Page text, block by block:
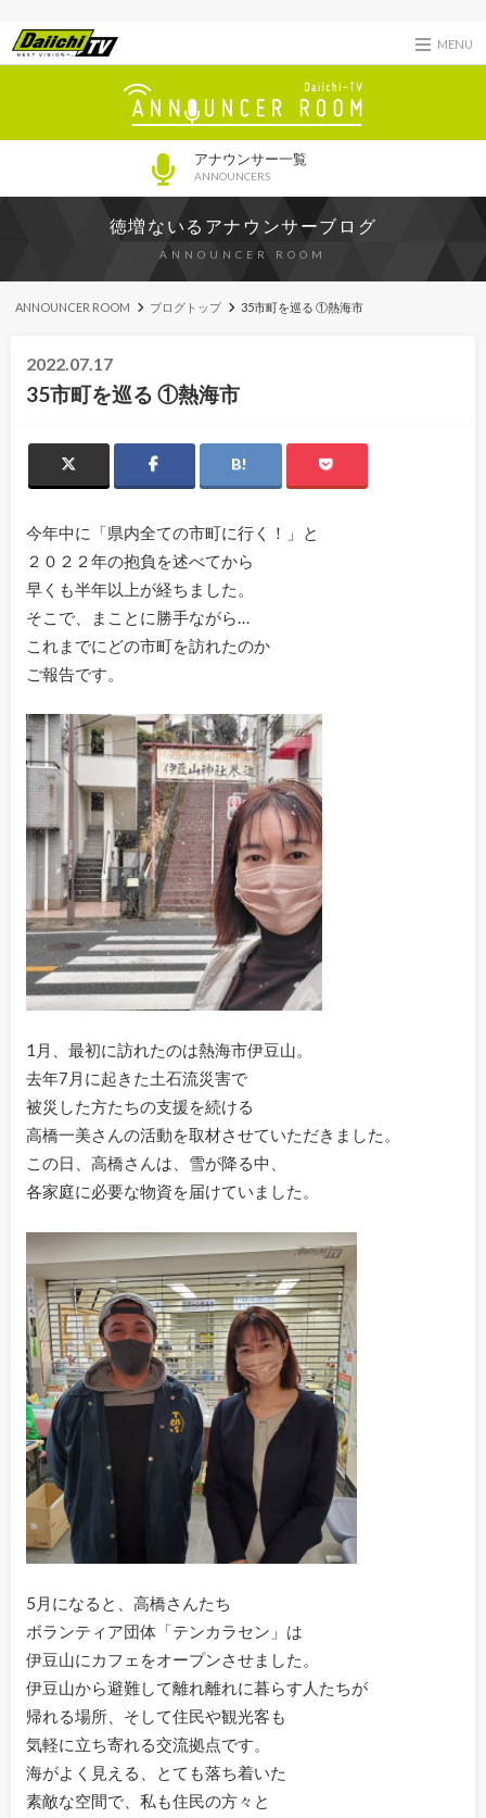
MENU
アナウンサー一覧
ANNOUNCERS
徳増ないるアナウンサーブログ
ANNOUNCER ROOM
ANNOUNCER ROOM ブログトップ 35市町を巡る ①熱海市
2022.07.17
35市町を巡る ①熱海市
今年中に「県内全ての市町に行く！」と
２０２２年の抱負を述べてから
早くも半年以上が経ちました。
そこで、まことに勝手ながら…
これまでにどの市町を訪れたのか
ご報告です。
1月、最初に訪れたのは熱海市伊豆山。
去年7月に起きた土石流災害で
被災した方たちの支援を続ける
高橋一美さんの活動を取材させていただきました。
この日、高橋さんは、雪が降る中、
各家庭に必要な物資を届けていました。
5月になると、高橋さんたち
ボランティア団体「テンカラセン」は
伊豆山にカフェをオープンさせました。
伊豆山から避難して離れ離れに暮らす人たちが
帰れる場所、そして住民や観光客も
気軽に立ち寄れる交流拠点です。
海がよく見える、とても落ち着いた
素敵な空間で、私も住民の方々と